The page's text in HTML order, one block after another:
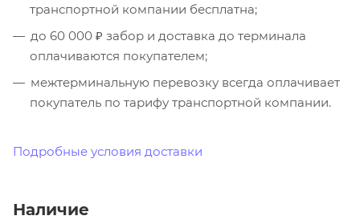
транспортной компании бесплатна;
до 60 000 ₽ забор и доставка до терминала
оплачиваются покупателем;
межтерминальную перевозку всегда оплачивает
покупатель по тарифу транспортной компании.
Подробные условия доставки
Наличие